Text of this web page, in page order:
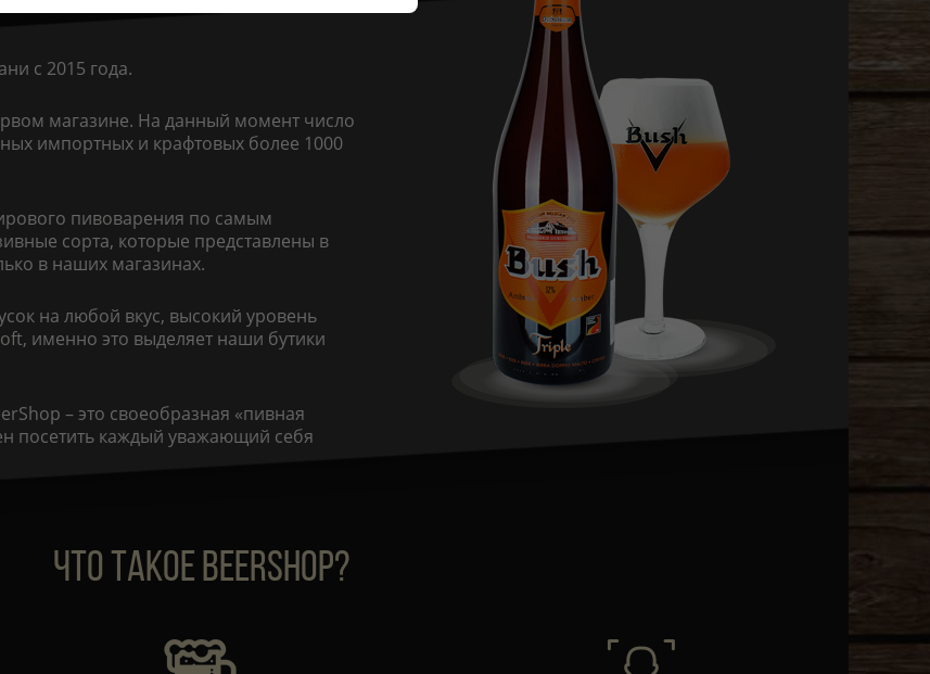
с 2015 года.
магазине. На данный момент число
импортных и крафтовых более 1000
пивоварения по самым
сорта, которые представлены в
в наших магазинах.
на любой вкус, высокий уровень
именно это выделяет наши бутики
– это своеобразная «пивная
посетить каждый уважающий себя
ЧТО ТАКОЕ BEERSHOP?